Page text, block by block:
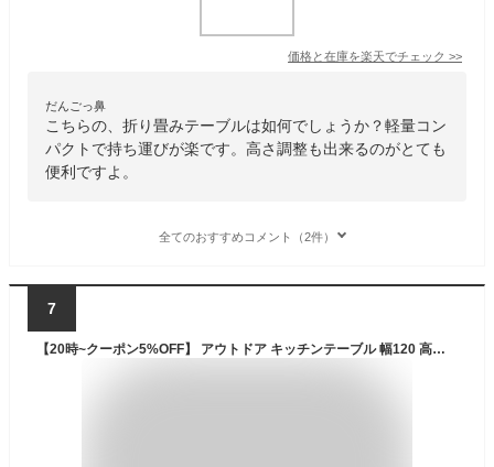
価格と在庫を楽天でチェック >>
だんごっ鼻
こちらの、折り畳みテーブルは如何でしょうか？軽量コン
パクトで持ち運びが楽です。高さ調整も出来るのがとても
便利ですよ。
全てのおすすめコメント（2件）
7
【20時~クーポン5%OFF】 アウトドア キッチンテーブル 幅120 高さ2段階 軽量 木目 コンロ台 高さ調節 折りたたみテーブル 折りたたみ ランタンハンガー ツールハンガー レジャーテーブル アウトドアテーブル アウトドア キャンプ バーベキュー グレー ブラウン